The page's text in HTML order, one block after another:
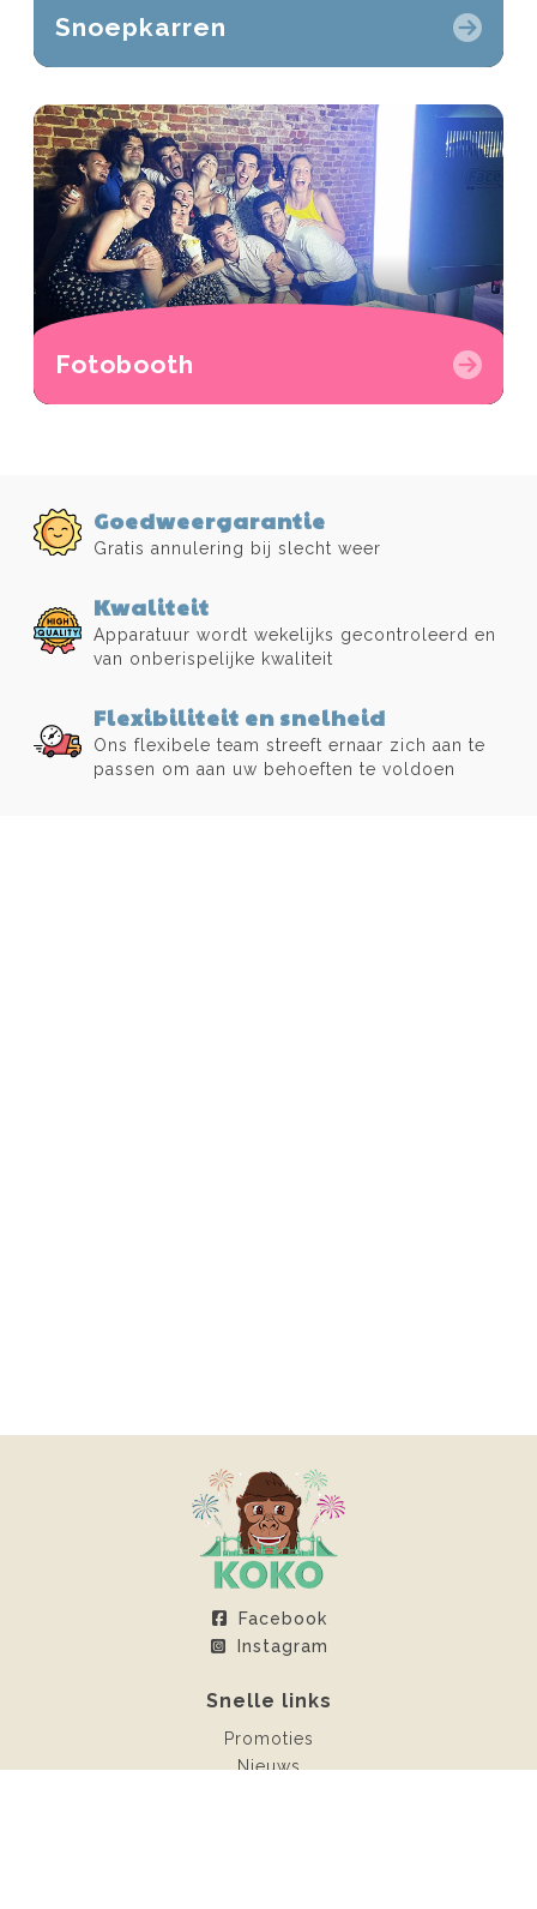
Snoepkarren
Fotobooth
Goedweergarantie
Gratis annulering bij slecht weer
Kwaliteit
Apparatuur wordt wekelijks gecontroleerd en
van onberispelijke kwaliteit
Flexibiliteit en snelheid
Ons flexibele team streeft ernaar zich aan te
passen om aan uw behoeften te voldoen
Facebook
Instagram
Snelle links
Promoties
Nieuws